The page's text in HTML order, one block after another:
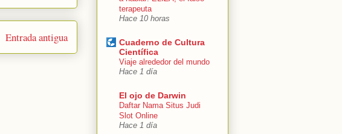
Entrada antigua
terapeuta
Hace 10 horas
Cuaderno de Cultura
Científica
Viaje alrededor del mundo
Hace 1 día
El ojo de Darwin
Daftar Nama Situs Judi
Slot Online
Hace 1 día